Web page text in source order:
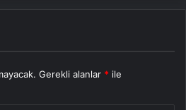
Gerekli alanlar * ile